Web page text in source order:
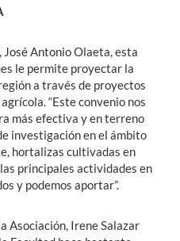
José Antonio Olaeta, esta
le permite proyectar la
a través de proyectos
“Este convenio nos
más efectiva y en terreno
investigación en el ámbito
hortalizas cultivadas en
principales actividades en
y podemos aportar”.
Asociación, Irene Salazar